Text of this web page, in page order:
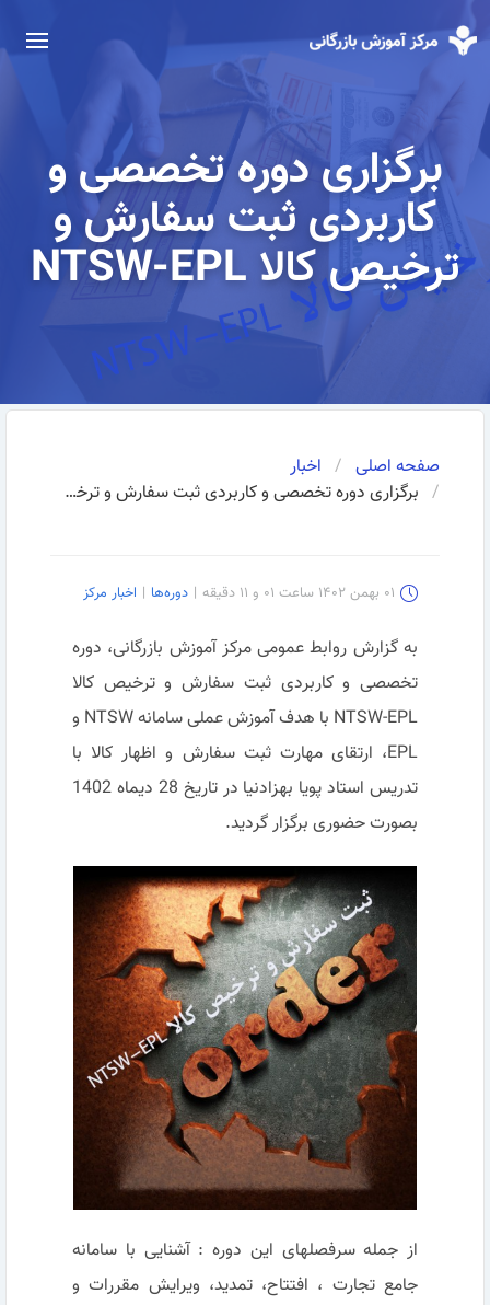
برگزاری دوره تخصصی و
کاربردی ثبت سفارش و
ترخیص کالا NTSW-EPL
صفحه اصلی
اخبار
برگزاری دوره تخصصی و کاربردی ثبت سفارش و ترخیص کالا NTSW-EPL
۰۱ بهمن ۱۴۰۲ ساعت ۰۱ و ۱۱ دقیقه | دوره‌ها | اخبار مرکز
به گزارش روابط عمومی مرکز آموزش بازرگانی، دوره
تخصصی و کاربردی ثبت سفارش و ترخیص کالا
NTSW-EPL با هدف آموزش عملی سامانه NTSW و
EPL، ارتقای مهارت ثبت سفارش و اظهار کالا با
تدریس استاد پویا بهزادنیا در تاریخ 28 دیماه 1402
بصورت حضوری برگزار گردید.
از جمله سرفصلهای این دوره : آشنایی با سامانه
جامع تجارت ، افتتاح، تمدید، ویرایش مقررات و